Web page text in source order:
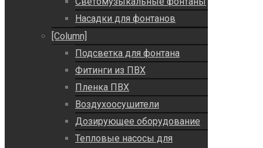
Насадки для фонтанов
[Column]
Подсветка для фонтана
Фитинги из ПВХ
Пленка ПВХ
Воздухоосушители
Дозирующее оборудование
Тепловые насосы для